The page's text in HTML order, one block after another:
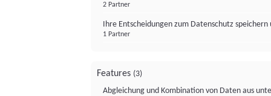
2 Partner
Ihre Entscheidungen zum Datenschutz
1 Partner
Features (3)
Abgleichung und Kombination von Daten aus